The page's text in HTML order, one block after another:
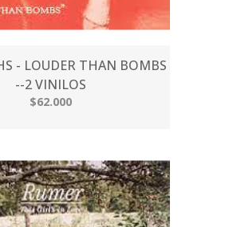
- LOUDER THAN BOMBS
--2 VINILOS
$62.000